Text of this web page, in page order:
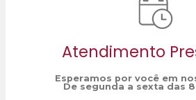
Atendimento
Esperamos por você em
De segunda a sexta das